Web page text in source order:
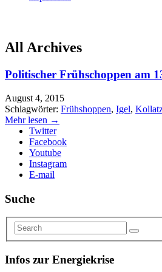
All Archives
Politischer Frühschoppen am
August 4, 2015
Schlagwörter: Frühshoppen, Igel,
Mehr lesen →
Twitter
Facebook
Youtube
Instagram
E-mail
Suche
Infos zur Energiekrise